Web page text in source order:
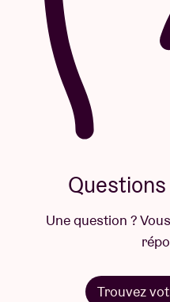
Une question ?
Trouvez